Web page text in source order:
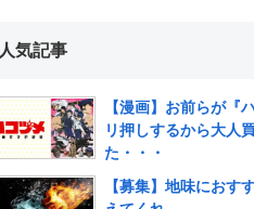
人気記事
【漫画】お前らが『
リ押しするから大人
た・・・
【募集】地味におす